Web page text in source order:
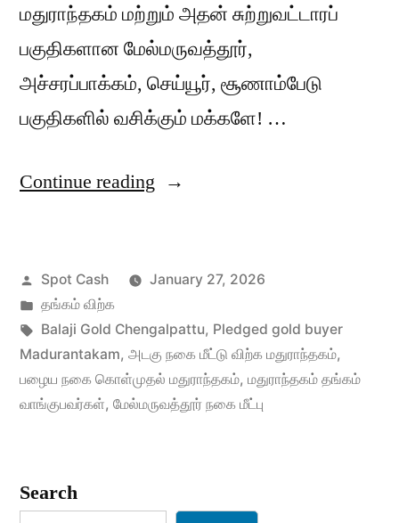
மதுராந்தகம் மற்றும் அதன் சுற்றுவட்டாரப்
பகுதிகளான மேல்மருவத்தூர்,
அச்சரப்பாக்கம், செய்யூர், சூணாம்பேடு
பகுதிகளில் வசிக்கும் மக்களே! …
Continue reading “மதுராந்தகத்தில்
மீட்டு
விற்க”
Posted
by
Spot Cash
January 27, 2026
Posted
in
தங்கம் விற்க
Tags:
Balaji Gold Chengalpattu, Pledged gold buyer
Madurantakam, அடகு நகை மீட்டு விற்க மதுராந்தகம்,
பழைய நகை கொள்முதல் மதுராந்தகம், மதுராந்தகம் தங்கம்
வாங்குபவர்கள், மேல்மருவத்தூர் நகை மீட்பு
Search